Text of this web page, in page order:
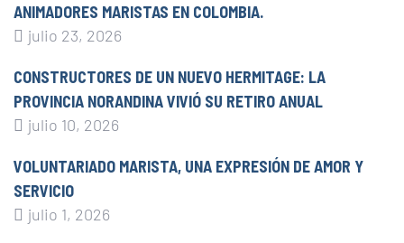
ANIMADORES MARISTAS EN COLOMBIA.
julio 23, 2026
CONSTRUCTORES DE UN NUEVO HERMITAGE: LA
PROVINCIA NORANDINA VIVIÓ SU RETIRO ANUAL
julio 10, 2026
VOLUNTARIADO MARISTA, UNA EXPRESIÓN DE AMOR Y
SERVICIO
julio 1, 2026